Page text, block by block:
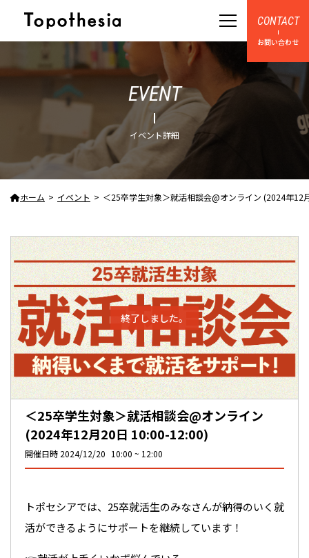
CONTACT
お問い合わせ
EVENT
イベント詳細
ホーム イベント ＜25卒学生対象＞就活相談会@オンライン (2024年12
終了しました。
＜25卒学生対象＞就活相談会@オンライン
(2024年12月20日 10:00-12:00)
開催日時 2024/12/20 10:00 12:00
トポセシアでは、25卒就活生のみなさんが納得のいく就
活ができるようにサポートを継続しています！